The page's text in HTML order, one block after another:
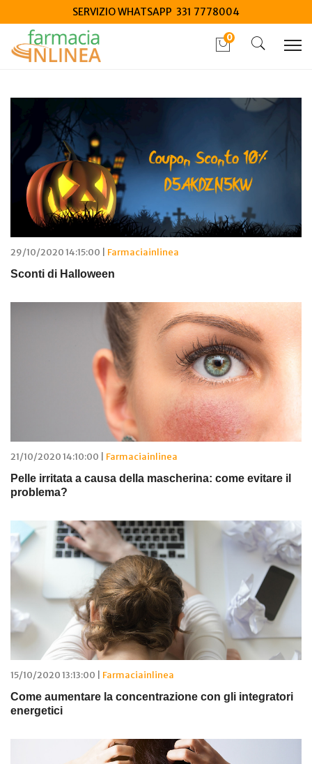
SERVIZIO WHATSAPP 331 7778004
0
29/10/2020 14:15:00 | Farmaciainlinea
Sconti di Halloween
21/10/2020 14:10:00 | Farmaciainlinea
Pelle irritata a causa della mascherina: come evitare il
problema?
15/10/2020 13:13:00 | Farmaciainlinea
Come aumentare la concentrazione con gli integratori
energetici